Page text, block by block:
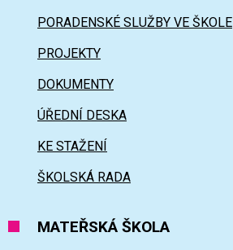
PORADENSKÉ SLUŽBY VE ŠKOLE
PROJEKTY
DOKUMENTY
ÚŘEDNÍ DESKA
KE STAŽENÍ
ŠKOLSKÁ RADA
MATEŘSKÁ ŠKOLA